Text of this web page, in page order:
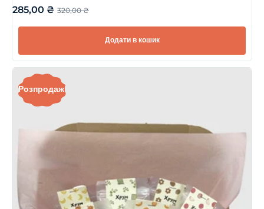
320,00₴
285,00 ₴
Додати в кошик
Розпродаж!